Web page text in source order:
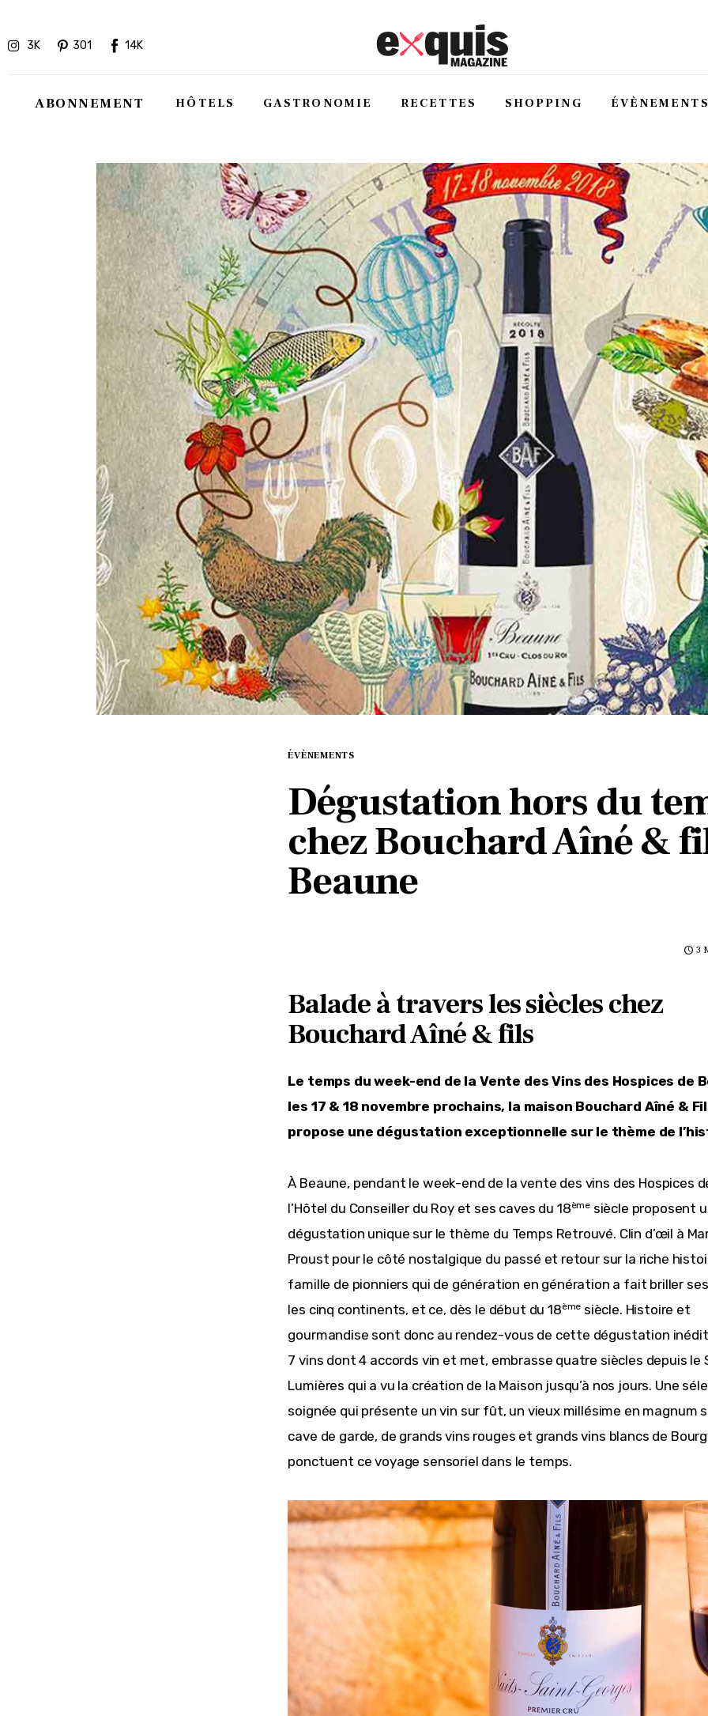
3K 301 14K
ABONNEMENT HÔTELS GASTRONOMIE RECETTES SHOPPING
Gastronomie
Recettes
ÉVÈNEMENTS
Dégustation hors du
chez Bouchard Aîné &
Beaune
3
Balade à travers les siècles chez
Bouchard Aîné & fils
Le temps du week-end de la Vente des Vins des Hospices de
les 17 & 18 novembre prochains, la maison Bouchard Aîné &
propose une dégustation exceptionnelle sur le thème de
À Beaune, pendant le week-end de la vente des vins des Hospices
l’Hôtel du Conseiller du Roy et ses caves du 18ème siècle proposent
dégustation unique sur le thème du Temps Retrouvé. Clin d’œil à
Proust pour le côté nostalgique du passé et retour sur la riche
famille de pionniers qui de génération en génération a fait briller
les cinq continents, et ce, dès le début du 18ème siècle. Histoire et
gourmandise sont donc au rendez-vous de cette dégustation
7 vins dont 4 accords vin et met, embrasse quatre siècles depuis le
Lumières qui a vu la création de la Maison jusqu’à nos jours. Une
soignée qui présente un vin sur fût, un vieux millésime en magnum
cave de garde, de grands vins rouges et grands vins blancs de
ponctuent ce voyage sensoriel dans le temps.